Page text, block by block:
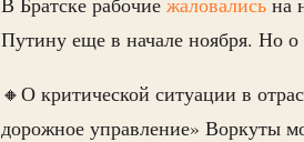
Путину еще в начале ноября. Но
🔸О критической ситуации в
дорожное управление» Воркуты